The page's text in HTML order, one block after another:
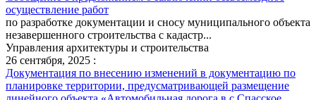
осуществление работ
по разработке документации и сносу муниципального объекта
незавершенного строительства с кадастр...
Управления архитектуры и строительства
26 сентября, 2025 :
Документация по внесению изменений в документацию по
планировке территории, предусматривающей размещение